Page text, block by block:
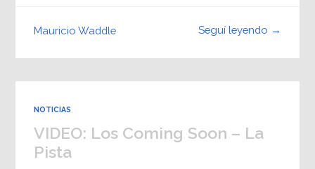
Seguí leyendo →
Mauricio Waddle
NOTICIAS
VIDEO: Los Coming Soon – La
Pista